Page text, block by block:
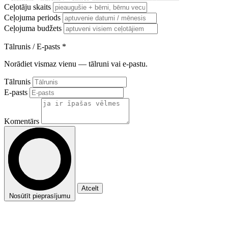
Ceļotāju skaits
Ceļojuma periods
Ceļojuma budžets
Tālrunis / E-pasts *
Norādiet vismaz vienu — tālruni vai e-pastu.
Tālrunis
E-pasts
Komentārs
Nosūtīt pieprasījumu
Atcelt